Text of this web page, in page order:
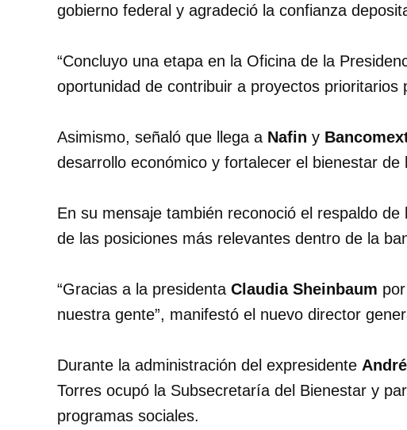
gobierno federal y agradeció la confianza
“Concluyo una etapa en la Oficina de la
oportunidad de contribuir a proyectos prioritarios
Asimismo, señaló que llega a Nafin y
desarrollo económico y fortalecer el bienestar de
En su mensaje también reconoció el respaldo
de las posiciones más relevantes dentro de la
“Gracias a la presidenta Claudia Sheinbaum
nuestra gente”, manifestó el nuevo director
Durante la administración del expresidente
Torres ocupó la Subsecretaría del Bienestar y
programas sociales.